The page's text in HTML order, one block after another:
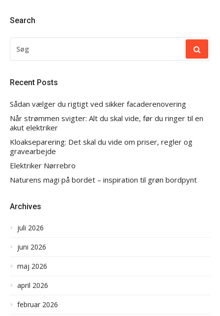
Search
EFTER:
Recent Posts
Sådan vælger du rigtigt ved sikker facaderenovering
Når strømmen svigter: Alt du skal vide, før du ringer til en
akut elektriker
Kloakseparering: Det skal du vide om priser, regler og
gravearbejde
Elektriker Nørrebro
Naturens magi på bordet – inspiration til grøn bordpynt
Archives
juli 2026
juni 2026
maj 2026
april 2026
februar 2026